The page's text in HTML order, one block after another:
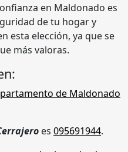
en Maldonado es
de tu hogar y
esta elección, ya que se
más valoras.
de Maldonado
es 095691944.